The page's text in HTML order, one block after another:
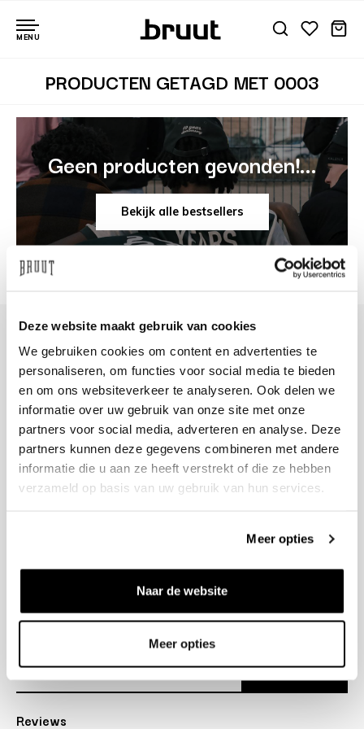
Deze website maakt gebruik van cookies
We gebruiken cookies om content en advertenties te
personaliseren, om functies voor social media te bieden
en om ons websiteverkeer te analyseren. Ook delen we
informatie over uw gebruik van onze site met onze
partners voor social media, adverteren en analyse. Deze
partners kunnen deze gegevens combineren met andere
informatie die u aan ze heeft verstrekt of die ze hebben
verzameld op basis van uw gebruik van hun services.
Meer opties
Naar de website
Meer opties
MENU
PRODUCTEN GETAGD MET 0003
Geen producten gevonden!...
Bekijk alle bestsellers
+31 23 205 2006
info@bruut.nl
Contact Formulier
Open 11:00 - 18:00
OPENINGSTIJDEN
Over ons
Reviews